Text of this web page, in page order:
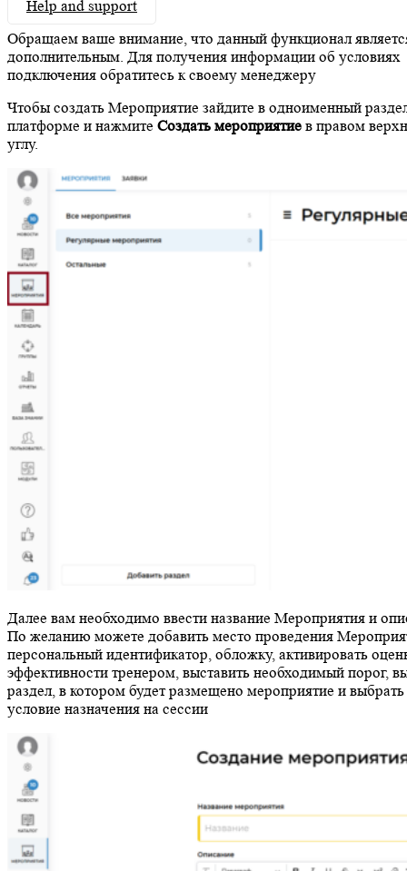
Help and support
Обращаем ваше внимание, что данный функционал
дополнительным. Для получения информации об условиях
подключения обратитесь к своему менеджеру
Чтобы создать Мероприятие зайдите в одноименный
платформе и нажмите Создать мероприятие в правом
углу.
Далее вам необходимо ввести название Мероприятия и
По желанию можете добавить место проведения
персональный идентификатор, обложку, активировать
эффективности тренером, выставить необходимый порог,
раздел, в котором будет размещено мероприятие и выбрать
условие назначения на сессии